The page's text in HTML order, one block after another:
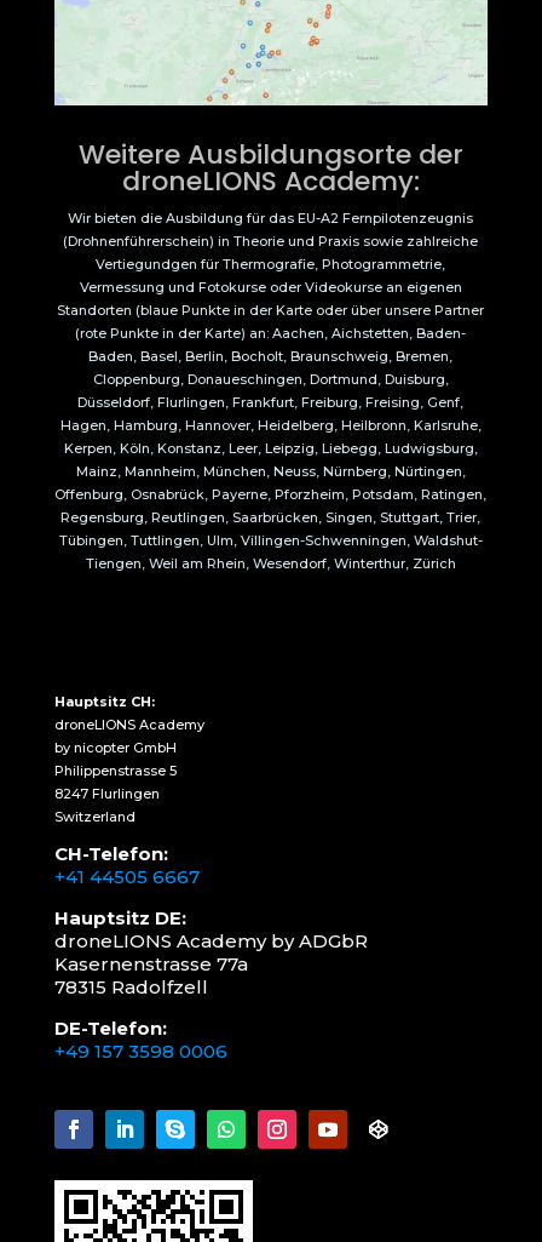
Weitere Ausbildungsorte der
droneLIONS Academy:
Wir bieten die Ausbildung für das EU-A2 Fernpilotenzeugnis
(Drohnenführerschein) in Theorie und Praxis sowie zahlreiche
Vertiegundgen für Thermografie, Photogrammetrie,
Vermessung und Fotokurse oder Videokurse an eigenen
Standorten (blaue Punkte in der Karte oder über unsere Partner
(rote Punkte in der Karte) an: Aachen, Aichstetten, Baden-
Baden, Basel, Berlin, Bocholt, Braunschweig, Bremen,
Cloppenburg, Donaueschingen, Dortmund, Duisburg,
Düsseldorf, Flurlingen, Frankfurt, Freiburg, Freising, Genf,
Hagen, Hamburg, Hannover, Heidelberg, Heilbronn, Karlsruhe,
Kerpen, Köln, Konstanz, Leer, Leipzig, Liebegg, Ludwigsburg,
Mainz, Mannheim, München, Neuss, Nürnberg, Nürtingen,
Offenburg, Osnabrück, Payerne, Pforzheim, Potsdam, Ratingen,
Regensburg, Reutlingen, Saarbrücken, Singen, Stuttgart, Trier,
Tübingen, Tuttlingen, Ulm, Villingen-Schwenningen, Waldshut-
Tiengen, Weil am Rhein, Wesendorf, Winterthur, Zürich
Hauptsitz CH:
droneLIONS Academy
by nicopter GmbH
Philippenstrasse 5
8247 Flurlingen
Switzerland
CH-Telefon:
+41 44505 6667
Hauptsitz DE:
droneLIONS Academy by ADGbR
Kasernenstrasse 77a
78315 Radolfzell
DE-Telefon:
+49 157 3598 0006